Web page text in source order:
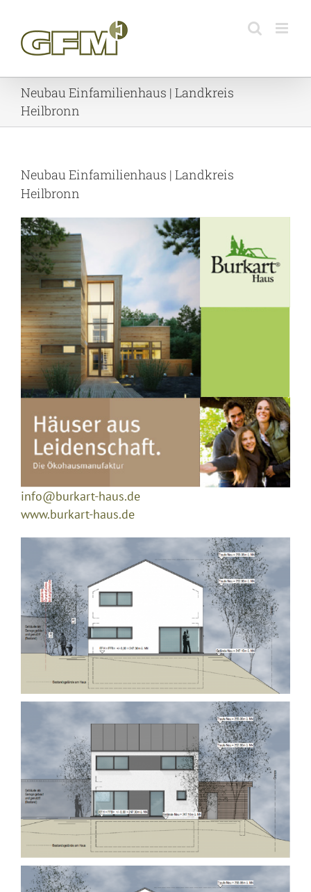
content
Neubau Einfamilienhaus | Landkreis
Heilbronn
Neubau Einfamilienhaus | Landkreis
Heilbronn
info@burkart-haus.de
www.burkart-haus.de